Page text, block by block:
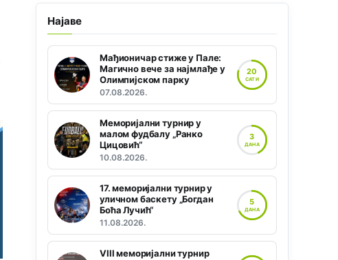
Најаве
Мађионичар стиже у Пале:
Магично вече за најмлађе у
Олимпијском парку
07.08.2026.
20
САТИ
Меморијални турнир у
малом фудбалу „Ранко
Цицовић“
10.08.2026.
3
ДАНА
17. меморијални турнир у
уличном баскету „Богдан
Боћа Лучић“
11.08.2026.
5
ДАНА
VIII меморијални турнир